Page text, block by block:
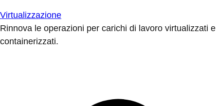
Virtualizzazione
Rinnova le operazioni per carichi di lavoro virtualizzati e
containerizzati.